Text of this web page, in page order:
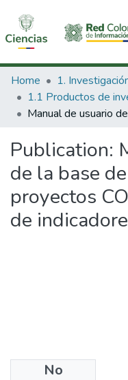
Communities &
All of DSpace
Home
Publication:
de la base
proyectos
de
No